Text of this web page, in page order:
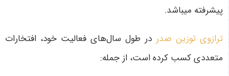
پیشرفته می­باشد.
ترازوی توزین صدر در طول سال‌های فعالیت خود، افتخارات
متعددی کسب کرده است، از جمله: